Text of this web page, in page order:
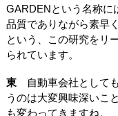
GARDENという名称に
品質でありながら素早
という、この研究をリ
られています。
東自動車会社としても
うのは大変興味深いこ
も変わってきますね。